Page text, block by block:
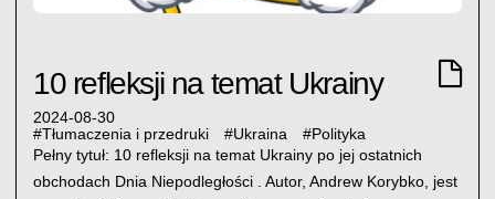
10 refleksji na temat Ukrainy
2024-08-30
#Tłumaczenia i przedruki #Ukraina #Polityka
Pełny tytuł: 10 refleksji na temat Ukrainy po jej ostatnich
obchodach Dnia Niepodległości . Autor, Andrew Korybko, jest